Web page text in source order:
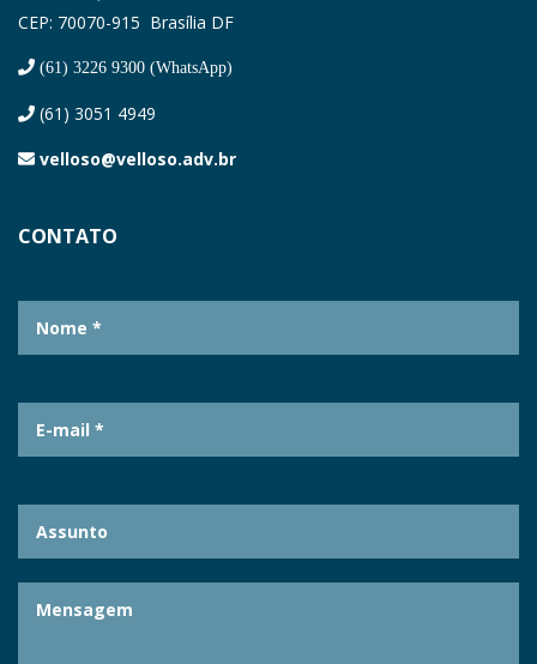
CEP: 70070-915 Brasília DF
(61) 3226 9300 (WhatsApp)
(61) 3051 4949
velloso@velloso.adv.br
CONTATO